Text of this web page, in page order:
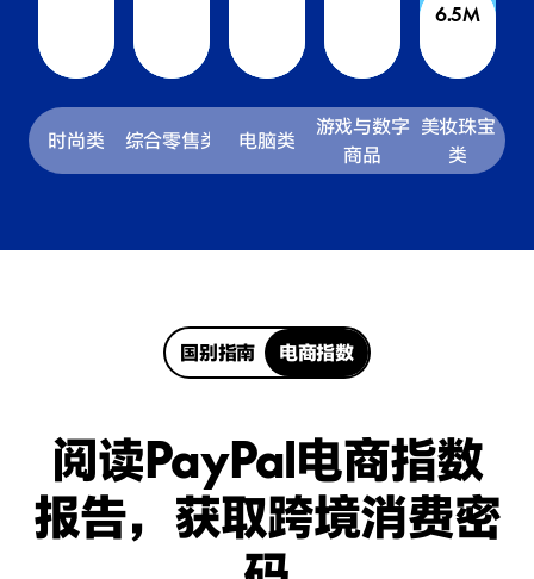
时尚类 综合零售类 电脑类
游戏与数字
商品
6.5M
美妆珠宝
类
国别指南 电商指数
阅读PayPal电商指数
报告，获取跨境消费密